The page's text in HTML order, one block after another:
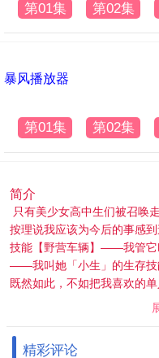
第01集 第02集
暴风播放器
第01集 第02集
简介
只有美少女高中生们被召
按理说我应该为今后的事感
技能【野营车辆】——我管它
——我叫她「小生」的生存技
既然如此，不如把我喜欢的
这么干吧！ 正这么想着的时
情享受异世界，小莫，出发前
精彩评论